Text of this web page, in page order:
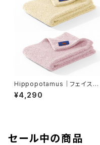
Hippopotamus｜フェイスタ
オル ＜限定カラー＞
¥4,290
セール中の商品